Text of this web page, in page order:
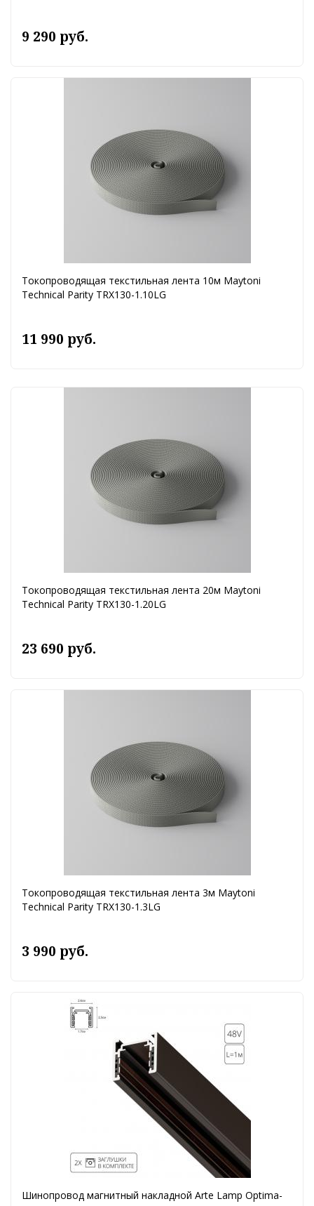
9 290 руб.
Токопроводящая текстильная лента 10м Maytoni
Technical Parity TRX130-1.10LG
11 990 руб.
Токопроводящая текстильная лента 20м Maytoni
Technical Parity TRX130-1.20LG
23 690 руб.
Токопроводящая текстильная лента 3м Maytoni
Technical Parity TRX130-1.3LG
3 990 руб.
Шинопровод магнитный накладной Arte Lamp Optima-